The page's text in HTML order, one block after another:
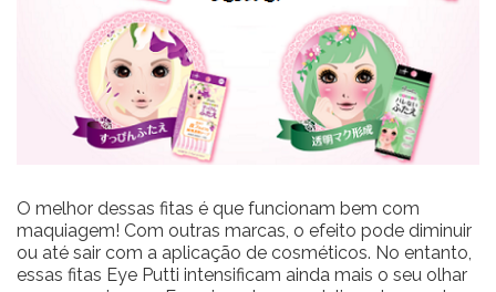
O melhor dessas fitas é que funcionam bem com
maquiagem! Com outras marcas, o efeito pode diminuir
ou até sair com a aplicação de cosméticos. No entanto,
essas fitas Eye Putti intensificam ainda mais o seu olhar